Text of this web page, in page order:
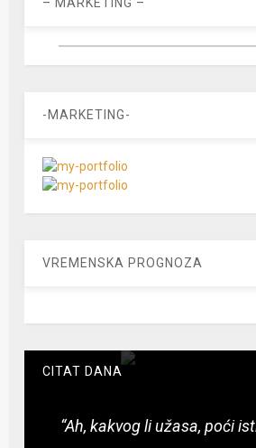
– MARKETING –
-MARKETING-
VREMENSKA PROGNOZA
CITAT DANA
“Ah, kakvog li užasa, poći